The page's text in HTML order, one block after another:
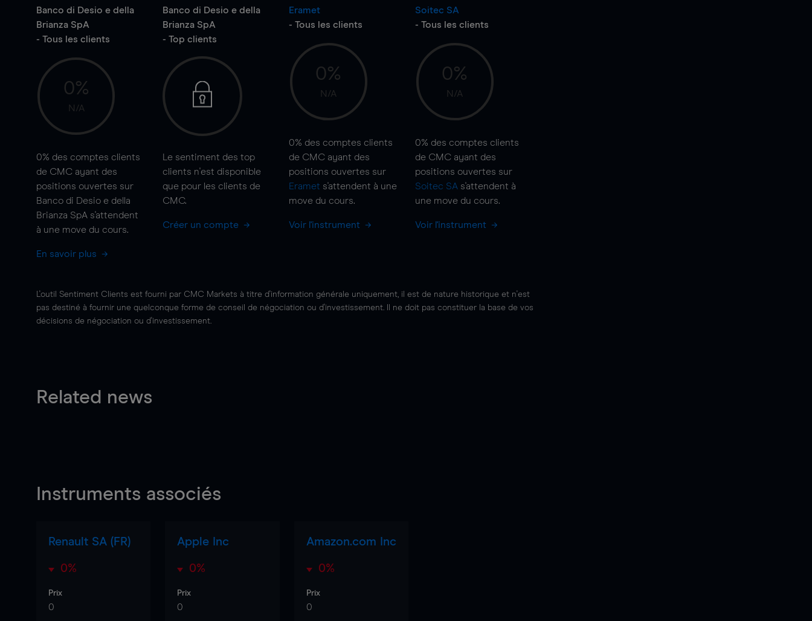
Banco di Desio e della
Brianza SpA
- Tous les clients
0%
N/A
0% des comptes clients
de CMC ayant des
positions ouvertes sur
Banco di Desio e della
Brianza SpA s'attendent
à une move du cours.
En savoir plus
Banco di Desio e della
Brianza SpA
- Top clients
Le sentiment des top
clients n'est disponible
que pour les clients de
CMC.
Créer un compte
Eramet
- Tous les clients
0%
N/A
0% des comptes clients
de CMC ayant des
positions ouvertes sur
Eramet s'attendent à une
move du cours.
Voir l'instrument
Soitec SA
- Tous les clients
0%
N/A
0% des comptes clients
de CMC ayant des
positions ouvertes sur
Soitec SA s'attendent à
une move du cours.
Voir l'instrument
L'outil Sentiment Clients est fourni par CMC Markets à titre d'information générale uniquement, il est de nature historique et n'est
pas destiné à fournir une quelconque forme de conseil de négociation ou d'investissement. Il ne doit pas constituer la base de vos
décisions de négociation ou d'investissement.
Related news
Instruments associés
Renault SA (FR)
0%
Prix
0
Apple Inc
0%
Prix
0
Amazon.com Inc
0%
Prix
0